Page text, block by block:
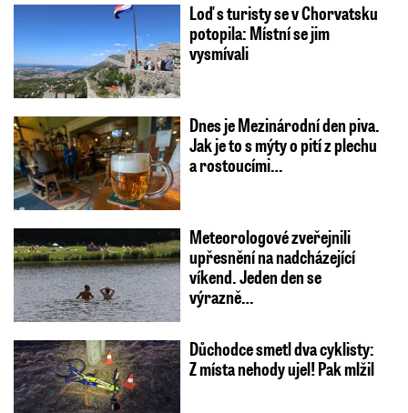
Loď s turisty se v Chorvatsku
potopila: Místní se jim
vysmívali
Dnes je Mezinárodní den piva.
Jak je to s mýty o pití z plechu
a rostoucími…
Meteorologové zveřejnili
upřesnění na nadcházející
víkend. Jeden den se
výrazně…
Důchodce smetl dva cyklisty:
Z místa nehody ujel! Pak mlžil